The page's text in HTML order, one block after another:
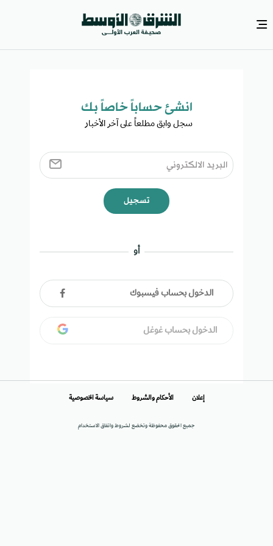
انشئ حساباً خاصاً بك​
سجل وابق مطلعاً على آخر الأخبار ​
تسجيل
أو
الدخول بحساب فيسبوك
الدخول بحساب غوغل
جميع الحقوق محفوظة وتخضع لشروط واتفاق الاستخدام
إعلان الأحكام والشروط سياسة الخصوصية